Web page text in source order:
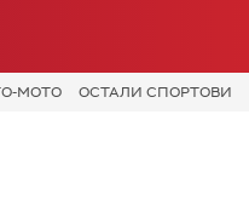
МОТО ОСТАЛИ СПОРТОВИ